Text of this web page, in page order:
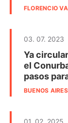
FLORENCIO
03. 07. 2023
Ya
el
pasos
BUENOS AIRES